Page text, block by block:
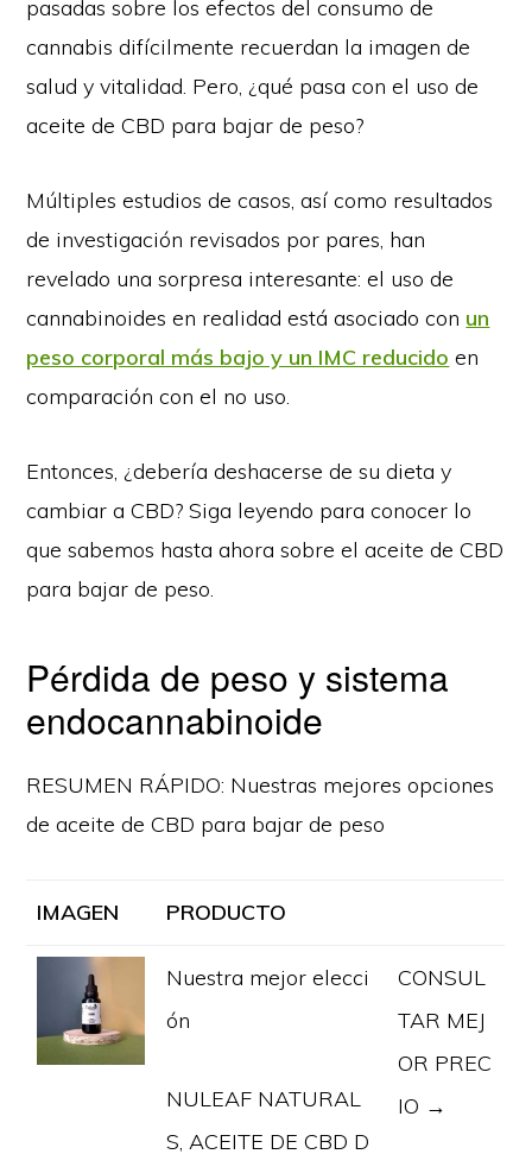
pasadas sobre los efectos del consumo de
cannabis difícilmente recuerdan la imagen de
salud y vitalidad. Pero, ¿qué pasa con el uso de
aceite de CBD para bajar de peso?
Múltiples estudios de casos, así como resultados
de investigación revisados por pares, han
revelado una sorpresa interesante: el uso de
cannabinoides en realidad está asociado con un
peso corporal más bajo y un IMC reducido en
comparación con el no uso.
Entonces, ¿debería deshacerse de su dieta y
cambiar a CBD? Siga leyendo para conocer lo
que sabemos hasta ahora sobre el aceite de CBD
para bajar de peso.
Pérdida de peso y sistema
endocannabinoide
RESUMEN RÁPIDO: Nuestras mejores opciones
de aceite de CBD para bajar de peso
IMAGEN PRODUCTO
Nuestra mejor elecci
ón
NULEAF NATURAL
S, ACEITE DE CBD D
CONSUL
TAR MEJ
OR PREC
IO →